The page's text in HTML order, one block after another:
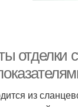
отделки
из